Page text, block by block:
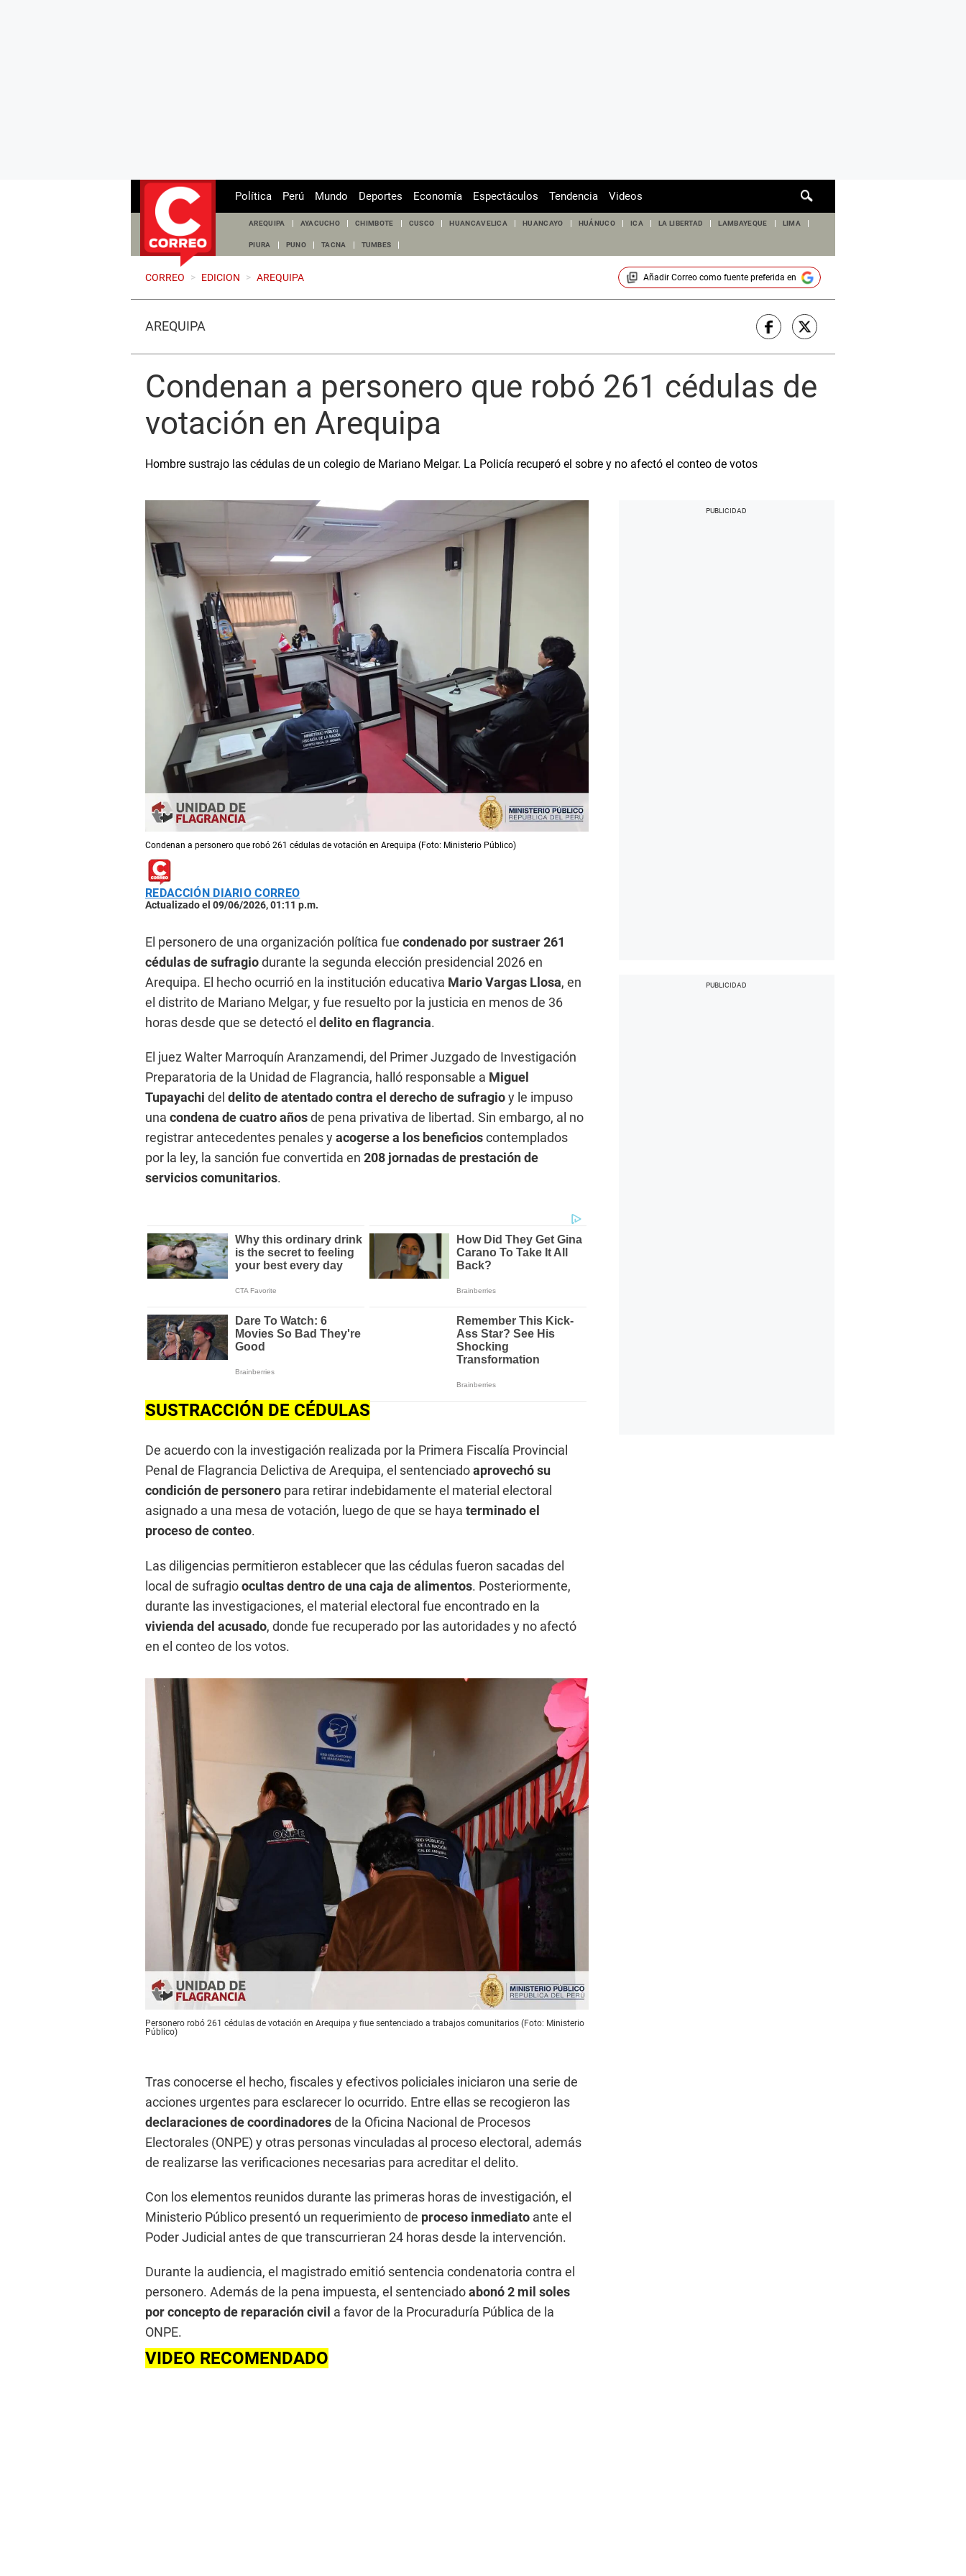
de
Política Perú Mundo Deportes Economía Espectáculos Tendencia Videos
AREQUIPA AYACUCHO CHIMBOTE CUSCO HUANCAVELICA HUANCAYO HUÁNUCO ICA LA LIBERTAD LAMBAYEQUE LIMA
PIURA PUNO TACNA TUMBES
CORREO > EDICION > AREQUIPA Añadir Correocomo fuente preferida en
AREQUIPA
Condenan a personero que robó 261 cédulas de
votación en Arequipa
Hombre sustrajo las cédulas de un colegio de Mariano Melgar. La Policía recuperó el sobre y no afectó el conteo de votos
Condenan a personero que robó 261 cédulas de votación en Arequipa (Foto: Ministerio Público)
REDACCIÓN DIARIO CORREO
Actualizado el 09/06/2026, 01:11 p.m.
El personero de una organización política fue condenado por sustraer 261
cédulas de sufragiodurante la segunda elección presidencial 2026 en
Arequipa. El hecho ocurrió en la institución educativa Mario Vargas Llosa, en
el distrito de Mariano Melgar, y fue resuelto por la justicia en menos de 36
horas desde que se detectó el delito en flagrancia.
El juez Walter Marroquín Aranzamendi, del Primer Juzgado de Investigación
Preparatoria de la Unidad de Flagrancia, halló responsable a Miguel
Tupayachi del delito de atentado contra el derecho de sufragioy le impuso
una condena de cuatro añosde pena privativa de libertad. Sin embargo, al no
registrar antecedentes penales yacogerse a los beneficioscontemplados
por la ley, la sanción fue convertida en 208 jornadas de prestación de
servicios comunitarios.
SUSTRACCIÓN DE CÉDULAS
De acuerdo con la investigación realizada por la Primera Fiscalía Provincial
Penal de Flagrancia Delictiva de Arequipa, el sentenciadoaprovechó su
condición de personero para retirar indebidamente el material electoral
asignado a una mesa de votación, luego de que se haya terminado el
proceso de conteo.
Las diligencias permitieron establecer que las cédulas fueron sacadas del
local de sufragioocultas dentro de una caja de alimentos. Posteriormente,
durante las investigaciones, el material electoral fue encontrado en la
vivienda del acusado, donde fue recuperado por las autoridades y no afectó
en el conteo de los votos.
Personero robó 261 cédulas de votación en Arequipa y fiue sentenciado a trabajos comunitarios (Foto: Ministerio
Público)
Tras conocerse el hecho, fiscales y efectivos policiales iniciaron una serie de
acciones urgentes para esclarecer lo ocurrido. Entre ellas se recogieron las
declaraciones de coordinadoresde la Oficina Nacional de Procesos
Electorales (ONPE) y otras personas vinculadas al proceso electoral, además
de realizarse las verificaciones necesarias para acreditar el delito.
Con los elementos reunidos durante las primeras horas de investigación, el
Ministerio Público presentó un requerimiento de proceso inmediato ante el
Poder Judicial antes de que transcurrieran 24 horas desde la intervención.
Durante la audiencia, el magistrado emitió sentencia condenatoria contra el
personero. Además de la pena impuesta, el sentenciadoabonó 2 mil soles
por concepto de reparación civil a favor de la Procuraduría Pública de la
ONPE.
VIDEO RECOMENDADO